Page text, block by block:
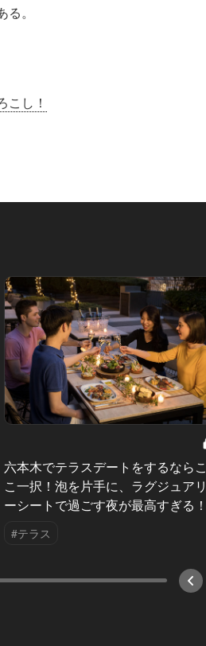
。
こし！
六本木でテラスデートをするならこ
こ一択！泡を片手に、ラグジュアリ
ーシートで過ごす夜が最高すぎる！
#テラス